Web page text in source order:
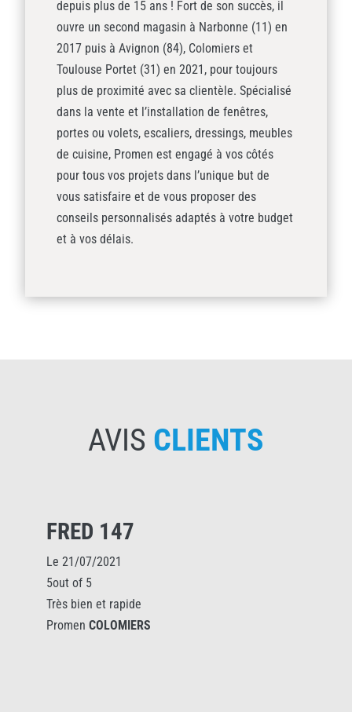
depuis plus de 15 ans ! Fort de son succès, il
ouvre un second magasin à Narbonne (11) en
2017 puis à Avignon (84), Colomiers et
Toulouse Portet (31) en 2021, pour toujours
plus de proximité avec sa clientèle. Spécialisé
dans la vente et l’installation de fenêtres,
portes ou volets, escaliers, dressings, meubles
de cuisine, Promen est engagé à vos côtés
pour tous vos projets dans l’unique but de
vous satisfaire et de vous proposer des
conseils personnalisés adaptés à votre budget
et à vos délais.
AVIS CLIENTS
FRED 147
Le 21/07/2021
5out of 5
Très bien et rapide
PromenCOLOMIERS